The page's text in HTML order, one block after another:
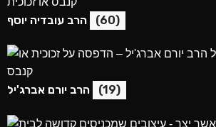
(60)
(19)